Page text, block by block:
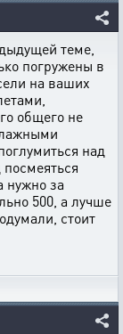
теме,
погружены в
на ваших
общего не
над
нужно за
500, а лучше
стоит